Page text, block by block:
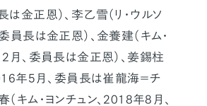
金正恩）、李乙雪（リ・ウルソ
員長は金正恩）、金養建（キム・
月、委員長は金正恩）、姜錫柱
年5月、委員長は崔龍海＝チ
（キム・ヨンチュン、2018年8月、